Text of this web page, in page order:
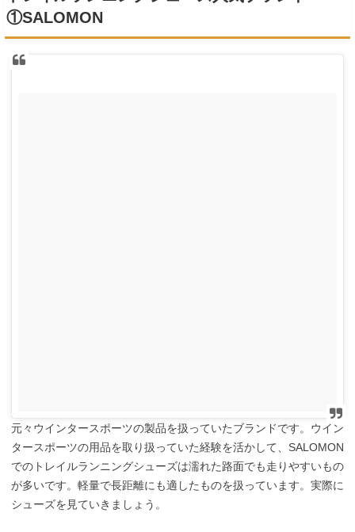
①SALOMON
元々ウインタースポーツの製品を扱っていたブランドです。ウイン
タースポーツの用品を取り扱っていた経験を活かして、SALOMON
でのトレイルランニングシューズは濡れた路面でも走りやすいもの
が多いです。軽量で長距離にも適したものを扱っています。実際に
シューズを見ていきましょう。